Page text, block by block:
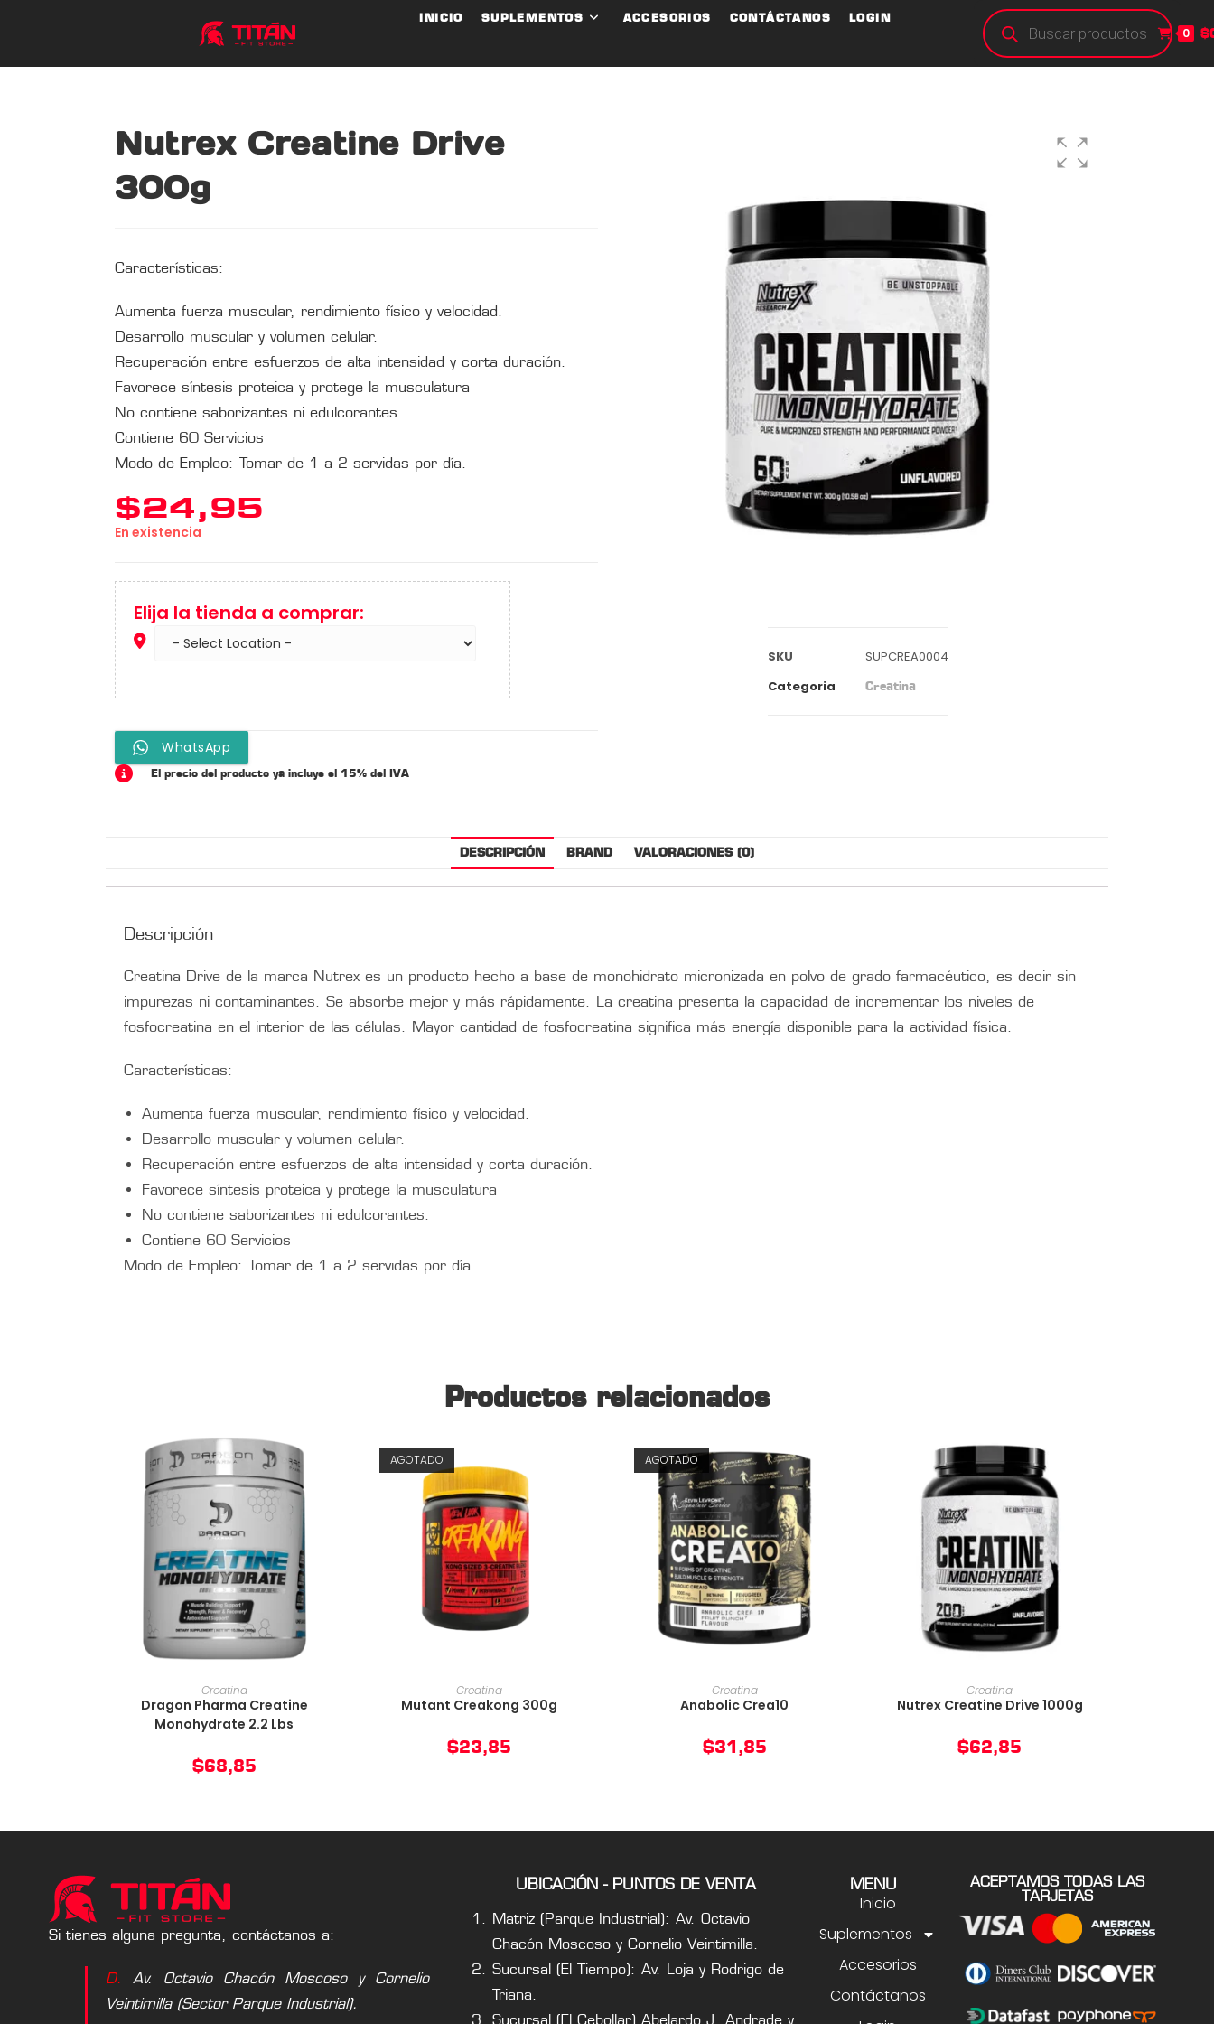
INICIO SUPLEMENTOS ACCESORIOS CONTÁCTANOS LOGIN
0 $
Nutrex Creatine Drive
300g
Características:
Aumenta fuerza muscular, rendimiento físico y velocidad.
Desarrollo muscular y volumen celular.
Recuperación entre esfuerzos de alta intensidad y corta duración.
Favorece síntesis proteica y protege la musculatura
No contiene saborizantes ni edulcorantes.
Contiene 60 Servicios
Modo de Empleo: Tomar de 1 a 2 servidas por día.
$24,95
En existencia
Elija la tienda a comprar:
WhatsApp
El precio del producto ya incluye el 15% del IVA
SKU
SUPCREA0004
Categoria
Creatina
DESCRIPCIÓN BRAND VALORACIONES (0)
Descripción
Creatina Drive de la marca Nutrex es un producto hecho a base de monohidrato micronizada en polvo de grado farmacéutico, es decir sin
impurezas ni contaminantes. Se absorbe mejor y más rápidamente. La creatina presenta la capacidad de incrementar los niveles de
fosfocreatina en el interior de las células. Mayor cantidad de fosfocreatina significa más energía disponible para la actividad física.
Características:
Aumenta fuerza muscular, rendimiento físico y velocidad.
Desarrollo muscular y volumen celular.
Recuperación entre esfuerzos de alta intensidad y corta duración.
Favorece síntesis proteica y protege la musculatura
No contiene saborizantes ni edulcorantes.
Contiene 60 Servicios
Modo de Empleo: Tomar de 1 a 2 servidas por día.
Productos relacionados
AÑADIR AL CARRITO
Creatina
Dragon Pharma Creatine
Monohydrate 2.2 Lbs
$68,85
AGOTADO
AÑADIR AL CARRITO
Creatina
Mutant Creakong 300g
$23,85
AGOTADO
AÑADIR AL CARRITO
Creatina
Anabolic Crea10
$31,85
AÑADIR AL CARRITO
Creatina
Nutrex Creatine Drive 1000g
$62,85
Si tienes alguna pregunta, contáctanos a:
D. Av. Octavio Chacón Moscoso y Cornelio
Veintimilla (Sector Parque Industrial).
UBICACIÓN - PUNTOS DE VENTA
Matriz (Parque Industrial): Av. Octavio
Chacón Moscoso y Cornelio Veintimilla.
Sucursal (El Tiempo): Av. Loja y Rodrigo de
Triana.
Sucursal (El Cebollar) Abelardo J. Andrade y
MENU
Inicio
Suplementos
Accesorios
Contáctanos
ACEPTAMOS TODAS LAS
TARJETAS